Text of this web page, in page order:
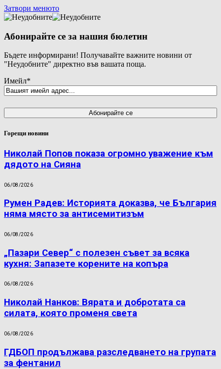
Затвори менюто
Абонирайте се за нашия бюлетин
Бъдете информирани! Получавайте важните новини от
"Неудобните" директно във вашата поща.
Имейл*
Горещи новини
Николай Попов показа огромно уважение към
дядото на Сияна
06/08/2026
Румен Радев: Историята доказва, че България
няма място за антисемитизъм
06/08/2026
„Пазари Север“ с полезен съвет за всяка
кухня: Запазете корените на копъра
06/08/2026
Николай Нанков: Вярата и добротата са
силата, която променя света
06/08/2026
ГДБОП продължава разследването на групата
за фентанил